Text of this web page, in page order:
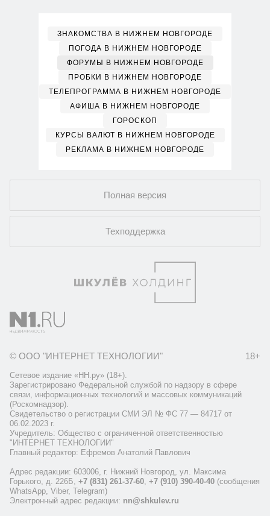
ЗНАКОМСТВА В НИЖНЕМ НОВГОРОДЕ
ПОГОДА В НИЖНЕМ НОВГОРОДЕ
ФОРУМЫ В НИЖНЕМ НОВГОРОДЕ
ПРОБКИ В НИЖНЕМ НОВГОРОДЕ
ТЕЛЕПРОГРАММА В НИЖНЕМ НОВГОРОДЕ
АФИША В НИЖНЕМ НОВГОРОДЕ
ГОРОСКОП
КУРСЫ ВАЛЮТ В НИЖНЕМ НОВГОРОДЕ
РЕКЛАМА В НИЖНЕМ НОВГОРОДЕ
Полная версия
Техподдержка
© ООО "ИНТЕРНЕТ ТЕХНОЛОГИИ" 18+
Сетевое издание «НН.ру» (18+).
Зарегистрировано Федеральной службой по надзору в сфере
связи, информационных технологий и массовых коммуникаций
(Роскомнадзор).
Свидетельство о регистрации СМИ ЭЛ № ФС 77 — 84717 от
06.02.2023 г.
Учредитель: Общество с ограниченной ответственностью
"ИНТЕРНЕТ ТЕХНОЛОГИИ"
Главный редактор: Ефремов Анатолий Павлович
Адрес редакции: 603006, г. Нижний Новгород, ул. Максима
Горького, д. 226Б, +7 (831) 261-37-60 +7 (910) 390-40-40 (сообщения
WhatsApp, Viber, Telegram)
Электронный адрес редакции: nn@shkulev.ru